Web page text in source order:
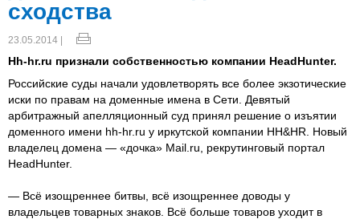
сходства
23.05.2014 |
Hh-hr.ru признали собственностью компании HeadHunter.
Российские суды начали удовлетворять все более экзотические
иски по правам на доменные имена в Сети. Девятый
арбитражный апелляционный суд принял решение о изъятии
доменного имени hh-hr.ru у иркутской компании HH&HR. Новый
владелец домена — «дочка» Mail.ru, рекрутинговый портал
HeadHunter.
— Всё изощреннее битвы, всё изощреннее доводы у
владельцев товарных знаков. Всё больше товаров уходит в